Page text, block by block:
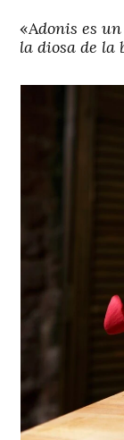
«Adonis es
la diosa de la